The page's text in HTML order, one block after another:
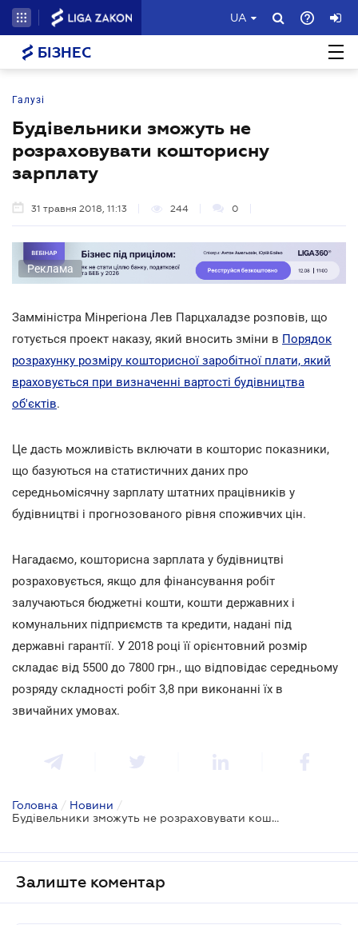
UA
БІЗНЕС
Галузі
Будівельники зможуть не
розраховувати кошторисну
зарплату
31 травня 2018, 11:13 244 0
Реклама
Замміністра Мінрегіона Лев Парцхаладзе розповів, що
готується проект наказу, який вносить зміни в Порядок
розрахунку розміру кошторисної заробітної плати, який
враховується при визначенні вартості будівництва
об'єктів.
Це дасть можливість включати в кошторис показники,
що базуються на статистичних даних про
середньомісячну зарплату штатних працівників у
будівництві і прогнозованого рівня споживчих цін.
Нагадаємо, кошторисна зарплата у будівництві
розраховується, якщо для фінансування робіт
залучаються бюджетні кошти, кошти державних і
комунальних підприємств та кредити, надані під
державні гарантії. У 2018 році її орієнтовний розмір
складає від 5500 до 7800 грн., що відповідає середньому
розряду складності робіт 3,8 при виконанні їх в
звичайних умовах.
Головна / Новини /
Будівельники зможуть не розраховувати кошторисну зарплату
Залиште коментар